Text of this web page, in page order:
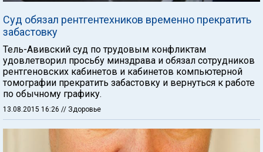
Суд обязал рентгентехников временно прекратить
забастовку
Тель-Авивский суд по трудовым конфликтам
удовлетворил просьбу минздрава и обязал сотрудников
рентгеновских кабинетов и кабинетов компьютерной
томографии прекратить забастовку и вернуться к работе
по обычному графику.
13.08.2015 16:26 // Здоровье